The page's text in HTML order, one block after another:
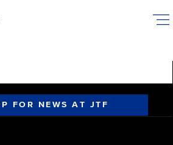
FOR NEWS AT JTF